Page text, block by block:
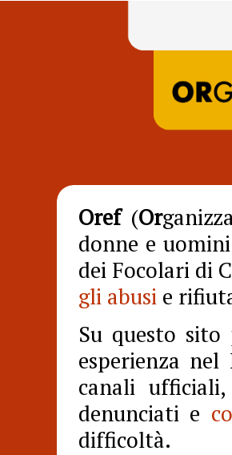
Oref(Or
donne e
dei Focolari di
gli abusie
Su questo sito
esperienza nel
canali
denunciati e
difficoltà.